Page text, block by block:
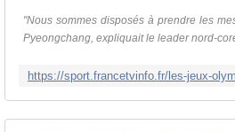
"Nous sommes disposés à prendre les
Pyeongchang, expliquait le leader nord-